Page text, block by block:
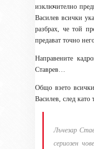
изключително
Василев всички
разбрах, че той
предават точно
Направените
Ставрев…
Общо взето
Василев, след
Лъчезар
сериозен